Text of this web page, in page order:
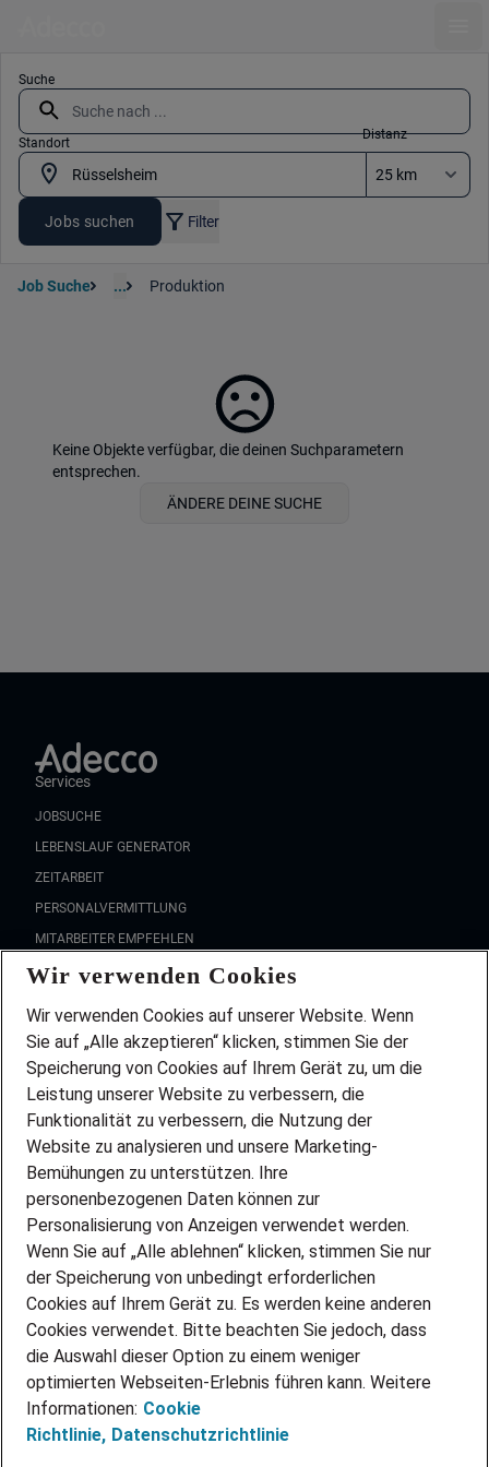
Suche
Standort
Distanz
Jobs suchen Filter
Job Suche ... Produktion
Keine Objekte verfügbar, die deinen Suchparametern
entsprechen.
ÄNDERE DEINE SUCHE
Services
JOBSUCHE
LEBENSLAUF GENERATOR
ZEITARBEIT
PERSONALVERMITTLUNG
MITARBEITER EMPFEHLEN
FAQ
Wir stellen ein!
DEINE BERUFSGRUPPE
DEINE LEBENSSITUATION
PARTNERSHIP WITH AIRBUS
INITIATIV BEWERBEN
ÜBER UNS
STANDORTE
BLOG
PRESSE
KONTAKT
@Adecco 2026
IMPRESSUM
DATENSCHUTZ
Wir verwenden Cookies
Wir verwenden Cookies auf unserer Website. Wenn
Sie auf „Alle akzeptieren“ klicken, stimmen Sie der
Speicherung von Cookies auf Ihrem Gerät zu, um die
Leistung unserer Website zu verbessern, die
Funktionalität zu verbessern, die Nutzung der
Website zu analysieren und unsere Marketing-
Bemühungen zu unterstützen. Ihre
personenbezogenen Daten können zur
Personalisierung von Anzeigen verwendet werden.
Wenn Sie auf „Alle ablehnen“ klicken, stimmen Sie nur
der Speicherung von unbedingt erforderlichen
Cookies auf Ihrem Gerät zu. Es werden keine anderen
Cookies verwendet. Bitte beachten Sie jedoch, dass
die Auswahl dieser Option zu einem weniger
optimierten Webseiten-Erlebnis führen kann. Weitere
Informationen: Cookie
Richtlinie, Datenschutzrichtlinie